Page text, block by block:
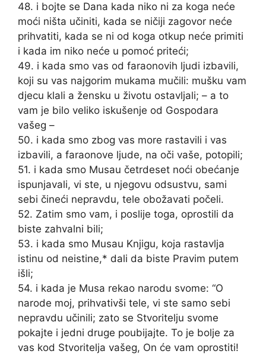
48. i bojte se Dana kada niko ni za koga neće
moći ništa učiniti, kada se ničiji zagovor neće
prihvatiti, kada se ni od koga otkup neće primiti
i kada im niko neće u pomoć priteći;
49. i kada smo vas od faraonovih ljudi izbavili,
koji su vas najgorim mukama mučili: mušku vam
djecu klali a žensku u životu ostavljali; – a to
vam je bilo veliko iskušenje od Gospodara
vašeg –
50. i kada smo zbog vas more rastavili i vas
izbavili, a faraonove ljude, na oči vaše, potopili;
51. i kada smo Musau četrdeset noći obećanje
ispunjavali, vi ste, u njegovu odsustvu, sami
sebi čineći nepravdu, tele obožavati počeli.
52. Zatim smo vam, i poslije toga, oprostili da
biste zahvalni bili;
53. i kada smo Musau Knjigu, koja rastavlja
istinu od neistine,* dali da biste Pravim putem
išli;
54. i kada je Musa rekao narodu svome: “O
narode moj, prihvativši tele, vi ste samo sebi
nepravdu učinili; zato se Stvoritelju svome
pokajte i jedni druge poubijajte. To je bolje za
vas kod Stvoritelja vašeg, On će vam oprostiti!